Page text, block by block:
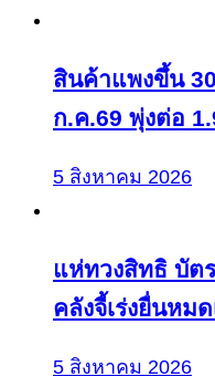
สินค้าแพงขึ้น
ก.ค.69 พุ่งต่อ
5 สิงหาคม 2026
แห่ทวงสิทธิ บัต
คลังจี้เร่งยื่นหม
5 สิงหาคม 2026